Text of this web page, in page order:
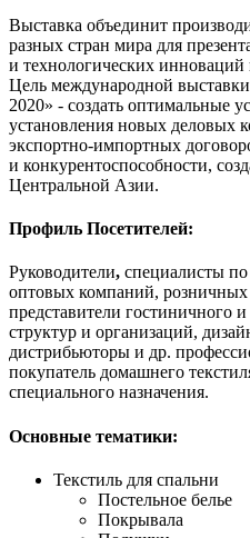
Выставка объединит
разных стран мира для
и технологических инноваций
Цель международной
2020» - создать оптимальные
установления новых деловых
экспортно-импортных
и конкурентоспособности,
Центральной Азии.
Профиль Посетителей:
Руководители, специалисты по
оптовых компаний, розничных
представители гостиничного
структур и организаций,
дистрибьюторы и др.
покупатель домашнего
специального назначения.
Основные тематики:
Текстиль для спальни
Постельное белье
Покрывала